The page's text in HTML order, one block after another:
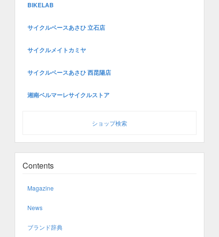
BIKELAB
サイクルベースあさひ 立石店
サイクルメイトカミヤ
サイクルベースあさひ 西昆陽店
湘南ベルマーレサイクルストア
ショップ検索
Contents
Magazine
News
ブランド辞典